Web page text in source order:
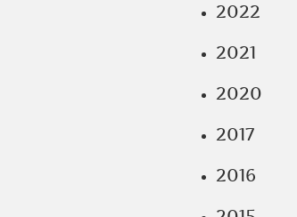
2022
2021
2020
2017
2016